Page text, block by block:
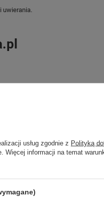
uwierania.
rodziny.
i pochodzi z oficjalnej sieci
przyczyny.
usług zgodnie z Polityką
Więcej informacji na temat